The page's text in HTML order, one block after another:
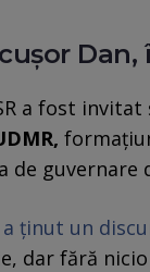
a fost invitat
de guvernare
ținut un
dar fără